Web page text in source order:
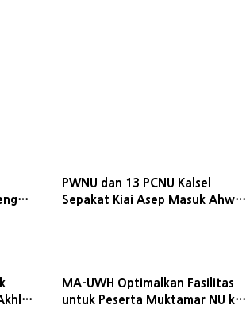
PWNU dan 13 PCNU Kalsel
Sepakat Kiai Asep Masuk Ahwa,
MA-UWH Optimalkan Fasilitas
untuk Peserta Muktamar NU ke-